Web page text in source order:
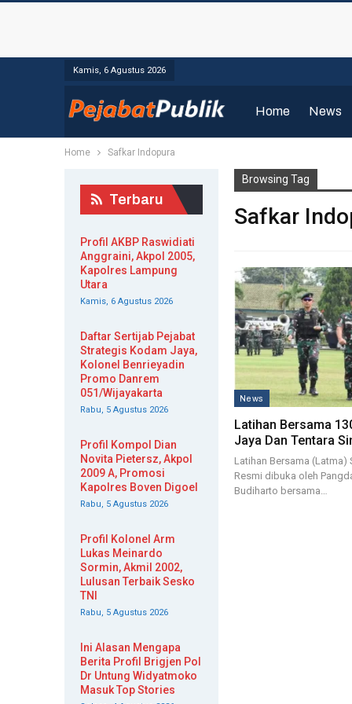
Kamis, 6 Agustus 2026
Home News
Home Safkar Indopura
Browsing Tag
Safkar
News
Latihan Bersama
Jaya Dan Tentara
Latihan Bersama
Resmi dibuka oleh
Budiharto bersama…
Terbaru
Profil AKBP Raswidiati
Anggraini, Akpol 2005,
Kapolres Lampung
Utara
Kamis, 6 Agustus 2026
Daftar Sertijab Pejabat
Strategis Kodam Jaya,
Kolonel Benrieyadin
Promo Danrem
051/Wijayakarta
Rabu, 5 Agustus 2026
Profil Kompol Dian
Novita Pietersz, Akpol
2009 A, Promosi
Kapolres Boven Digoel
Rabu, 5 Agustus 2026
Profil Kolonel Arm
Lukas Meinardo
Sormin, Akmil 2002,
Lulusan Terbaik Sesko
TNI
Rabu, 5 Agustus 2026
Ini Alasan Mengapa
Berita Profil Brigjen Pol
Dr Untung Widyatmoko
Masuk Top Stories